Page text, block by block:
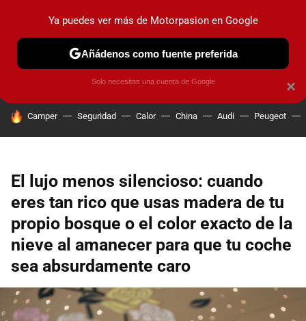
PRUEBAS COCHES ELÉCTRICOS OBSERVATORIO
HOY SE HABLA DE
Camper Seguridad Calor China Audi Peugeot
El lujo menos silencioso: cuando
eres tan rico que usas madera de tu
propio bosque o el color exacto de la
nieve al amanecer para que tu coche
sea absurdamente caro
×
Ya puedes ver más de Motorpasion en Google
Añádenos como fuente preferida
Solo necesitas una cuenta de Google